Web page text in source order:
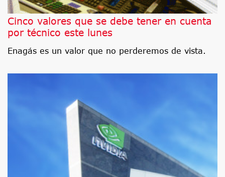
Cinco valores que se debe tener en cuenta
por técnico este lunes
Enagás es un valor que no perderemos de vista.